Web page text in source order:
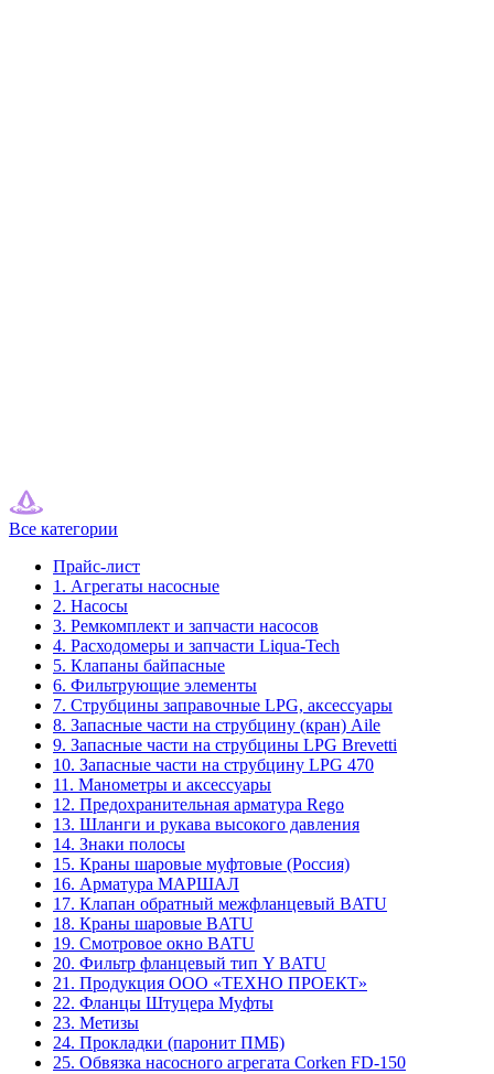
Все категории
Прайс-лист
1. Агрегаты насосные
2. Насосы
3. Ремкомплект и запчасти насосов
4. Расходомеры и запчасти Liqua-Tech
5. Клапаны байпасные
6. Фильтрующие элементы
7. Струбцины заправочные LPG, аксессуары
8. Запасные части на струбцину (кран) Aile
9. Запасные части на струбцины LPG Brevetti
10. Запасные части на струбцину LPG 470
11. Манометры и аксессуары
12. Предохранительная арматура Rego
13. Шланги и рукава высокого давления
14. Знаки полосы
15. Краны шаровые муфтовые (Россия)
16. Арматура МАРШАЛ
17. Клапан обратный межфланцевый BATU
18. Краны шаровые BATU
19. Смотровое окно BATU
20. Фильтр фланцевый тип Y BATU
21. Продукция ООО «ТЕХНО ПРОЕКТ»
22. Фланцы Штуцера Муфты
23. Метизы
24. Прокладки (паронит ПМБ)
25. Обвязка насосного агрегата Corken FD-150